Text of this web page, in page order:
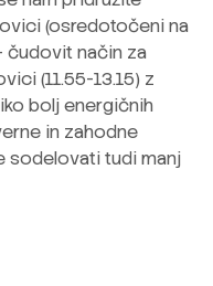
(osredotočeni na
čudovit način za
(11.55-13.15) z
bolj energičnih
in zahodne
sodelovati tudi manj